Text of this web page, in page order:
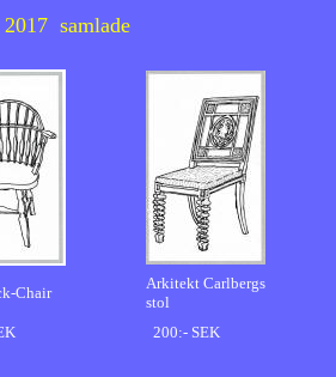
samlade
Chair
Arkitekt Carlbergs
stol
200:- SEK